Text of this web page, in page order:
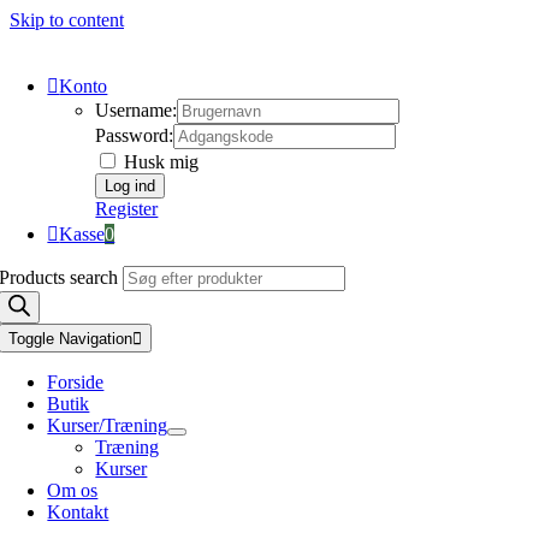
Skip to content
Konto
Username:
Password:
Husk mig
Register
Kasse0
Products search
Toggle Navigation
Forside
Butik
Kurser/Træning
Træning
Kurser
Om os
Kontakt